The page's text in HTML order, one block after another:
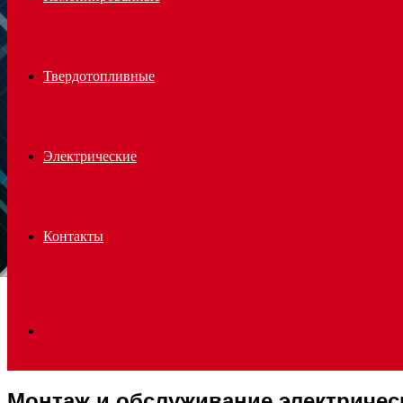
Твердотопливные
Электрические
Контакты